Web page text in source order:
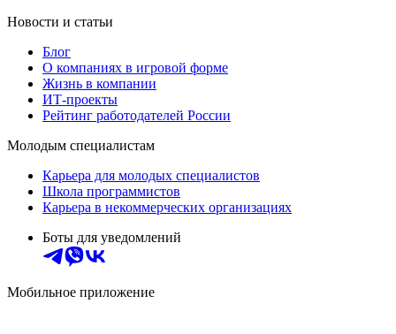
Новости и статьи
Блог
О компаниях в игровой форме
Жизнь в компании
ИТ-проекты
Рейтинг работодателей России
Молодым специалистам
Карьера для молодых специалистов
Школа программистов
Карьера в некоммерческих организациях
Боты для уведомлений
Мобильное приложение